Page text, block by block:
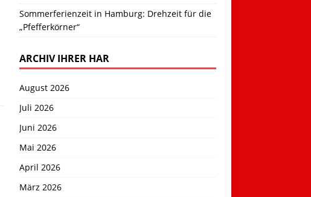
Sommerferienzeit in Hamburg: Drehzeit für die
„Pfefferkörner“
ARCHIV IHRER HAR
August 2026
Juli 2026
Juni 2026
Mai 2026
April 2026
März 2026